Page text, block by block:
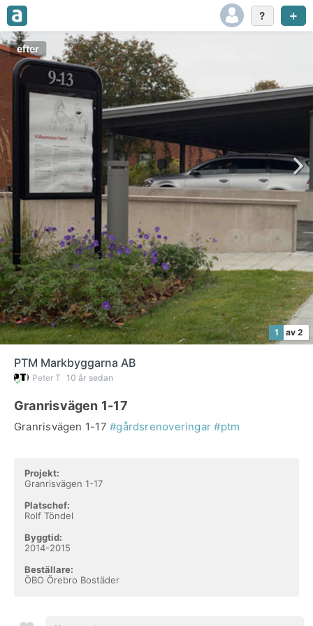
efter
1 av 2
PTM Markbyggarna AB
Peter T 10 år sedan
Granrisvägen 1-17
Granrisvägen 1-17#gårdsrenoveringar #ptm
Projekt:
Granrisvägen 1-17
Platschef:
Rolf Töndel
Byggtid:
2014-2015
Beställare:
ÖBO Örebro Bostäder